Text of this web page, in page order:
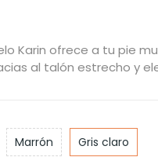
Karin ofrece a tu pie
al talón estrecho y
Marrón Gris claro